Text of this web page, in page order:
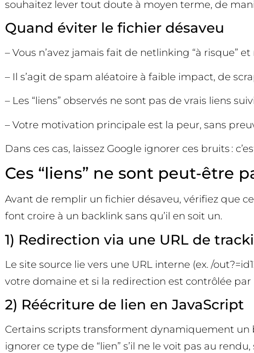
souhaitez lever tout doute à moyen terme, de
Quand éviter le fichier désaveu
– Vous n’avez jamais fait de netlinking “à risque”
– Il s’agit de spam aléatoire à faible impact, de
– Les “liens” observés ne sont pas de vrais liens
– Votre motivation principale est la peur, sans
Dans ces cas, laissez Google ignorer ces bruits :
Ces “liens” ne sont peut‑être
Avant de remplir un fichier désaveu, vérifiez que
font croire à un backlink sans qu’il en soit un.
1) Redirection via une URL de
Le site source lie vers une URL interne (ex. /
votre domaine et si la redirection est contrôlée
2) Réécriture de lien en JavaScript
Certains scripts transforment dynamiquement un
ignorer ce type de “lien” s’il ne le voit pas au